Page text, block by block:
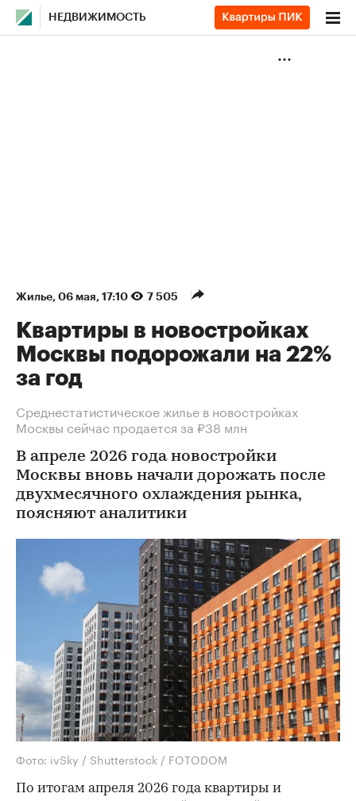
НЕДВИЖИМОСТЬ
Жилье⁠, 06 мая, 17:10 7 505
Квартиры в новостройках
Москвы подорожали на 22%
за год
Среднестатистическое жилье в новостройках
Москвы сейчас продается за ₽38 млн
В апреле 2026 года новостройки
Москвы вновь начали дорожать после
двухмесячного охлаждения рынка,
поясняют аналитики
Фото: ivSky / Shutterstock / FOTODOM
По итогам апреля 2026 года квартиры и